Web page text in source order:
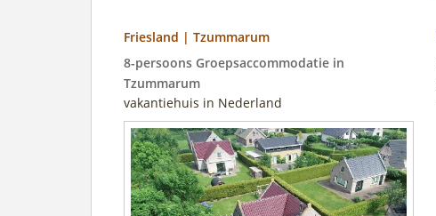
Friesland | Tzummarum
8-persoons Groepsaccommodatie in
Tzummarum
vakantiehuis in Nederland